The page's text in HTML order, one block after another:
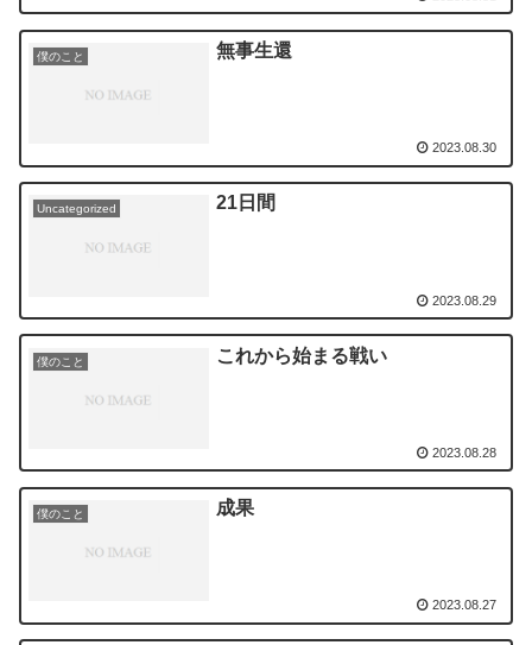
僕のこと 無事生還
2023.08.30
Uncategorized 21日間
2023.08.29
僕のこと これから始まる戦い
2023.08.28
僕のこと 成果
2023.08.27